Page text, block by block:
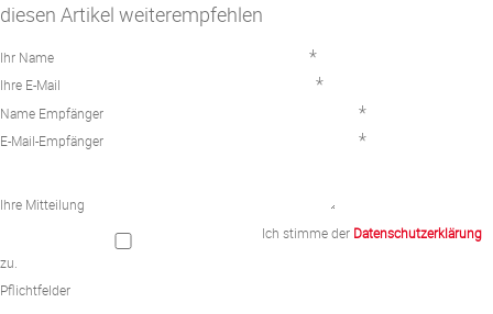
diesen Artikel weiterempfehlen
Ihr Name *
Ihre E-Mail *
Name Empfänger *
E-Mail-Empfänger *
Ihre Mitteilung
Ich stimme der Datenschutzerklärung
zu.
Pflichtfelder